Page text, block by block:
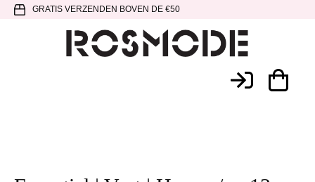
Spring
hoofdnavigatie
Door
SpringGRATIS VERZENDEN BOVEN DE €50